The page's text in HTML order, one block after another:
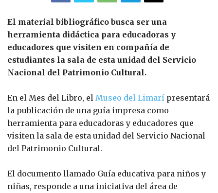
El material bibliográfico busca ser una
herramienta didáctica para educadoras y
educadores que visiten en compañía de
estudiantes la sala de esta unidad del Servicio
Nacional del Patrimonio Cultural.
En el Mes del Libro, el Museo del Limarí presentará
la publicación de una guía impresa como
herramienta para educadoras y educadores que
visiten la sala de esta unidad del Servicio Nacional
del Patrimonio Cultural.
El documento llamado Guía educativa para niños y
niñas, responde a una iniciativa del área de